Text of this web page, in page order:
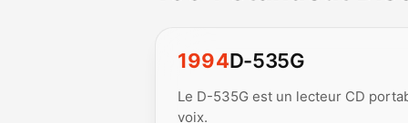
1994D-535G
Le D-535G est un lecteur CD
voix.